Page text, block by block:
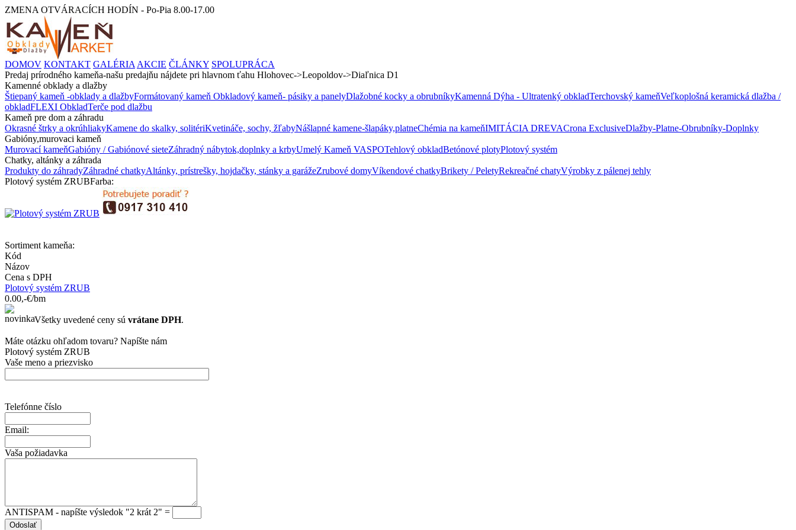
ZMENA OTVÁRACÍCH HODÍN - Po-Pia 8.00-17.00
DOMOV KONTAKT GALÉRIA AKCIE ČLÁNKY SPOLUPRÁCA
Predaj prírodného kameňa-našu predajňu nájdete pri hlavnom ťahu Hlohovec->Leopoldov->Diaľnica D1
Kamenné obklady a dlažby
Štiepaný kameň -obklady a dlažbyFormátovaný kameň Obkladový kameň- pásiky a panelyDlažobné kocky a obrubníkyKamenná Dýha - Ultratenký obkladTerchovský kameňVeľkoplošná keramická dlažba /
obkladFLEXI ObkladTerče pod dlažbu
Kameň pre dom a záhradu
Okrasné štrky a okrúhliakyKamene do skalky, solitériKvetináče, sochy, žľabyNášlapné kamene-šlapáky,platneChémia na kameňIMITÁCIA DREVACrona ExclusiveDlažby-Platne-Obrubníky-Doplnky
Gabióny,murovaci kameň
Murovací kameňGabióny / Gabiónové sieteZáhradný nábytok,doplnky a krbyUmelý Kameň VASPOTehlový obkladBetónové plotyPlotový systém
Chatky, altánky a záhrada
Produkty do záhradyZáhradné chatkyAltánky, prístrešky, hojdačky, stánky a garážeZrubové domyVíkendové chatkyBrikety / PeletyRekreačné chatyVýrobky z pálenej tehly
Plotový systém ZRUBFarba:
Sortiment kameňa:
Kód
Názov
Cena s DPH
Plotový systém ZRUB
0.00,-€/bm
Všetky uvedené ceny sú vrátane DPH.
Máte otázku ohľadom tovaru? Napíšte nám
Plotový systém ZRUB
Vaše meno a priezvisko
Telefónne číslo
Email:
Vaša požiadavka
ANTISPAM - napíšte výsledok "2 krát 2" =